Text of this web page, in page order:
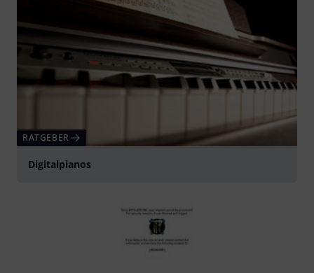
RATGEBER
Digitalpianos